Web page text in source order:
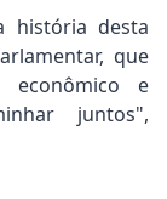
história desta
que
econômico e
juntos",